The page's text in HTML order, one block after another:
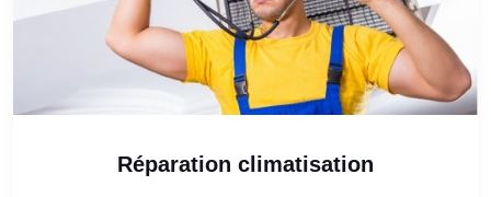
Réparation climatisation